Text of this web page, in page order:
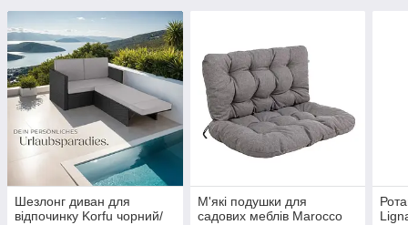
Шезлонг диван для
відпочинку Korfu чорний/
М'які подушки для
садових меблів Marocco